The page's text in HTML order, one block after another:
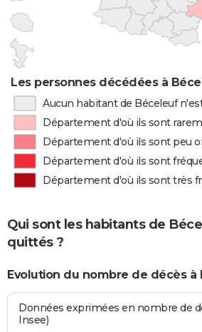
Les personnes décédées à
Aucun habitant de Béceleuf
Département d'où ils sont
Département d'où ils sont peu
Département d'où ils sont
Département d'où ils sont très
Qui sont les habitants de
quittés ?
Evolution du nombre de décès à
Données exprimées en nombre de
Insee)